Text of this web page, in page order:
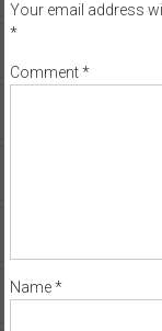
Your email address
*
Comment*
Name*